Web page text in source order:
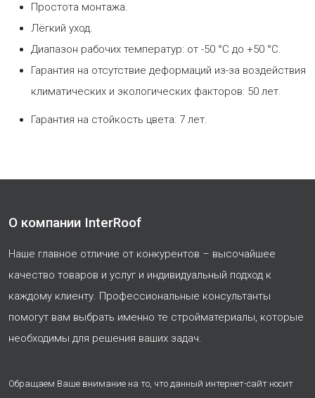
Простота монтажа.
Лёгкий уход.
Диапазон рабочих температур: от -50 °С до +50 °С.
Гарантия на отсутствие деформаций из-за воздействия
климатических и экологических факторов: 50 лет.
Гарантия на стойкость цвета: 7 лет.
О компании InterRoof
Наше главное отличие от конкурентов – высочайшее
качество товаров и услуг и индивидуальный подход к
каждому клиенту. Профессиональные консультанты
помогут вам выбрать именно те стройматериалы, которые
необходимы для решения ваших задач.
Обращаем Ваше внимание на то, что данный интернет-сайт носит